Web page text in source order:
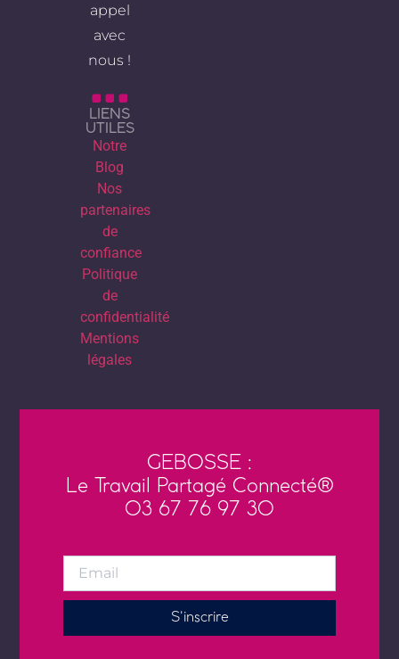
appel
avec
nous !
LIENS
UTILES
Notre
Blog
Nos
partenaires
de
confiance
Politique
de
confidentialité
Mentions
légales
GEBOSSE :
Le Travail Partagé Connecté®
03 67 76 97 30
S'inscrire